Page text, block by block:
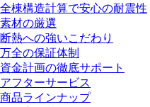
全棟構造計算で安心の耐震性
素材の厳選
断熱への強いこだわり
万全の保証体制
資金計画の徹底サポート
アフターサービス
商品ラインナップ